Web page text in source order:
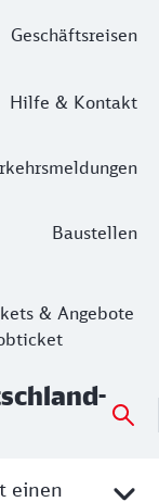
Geschäftsreisen
Hilfe & Kontakt
Baustellen
& Angebote
einen